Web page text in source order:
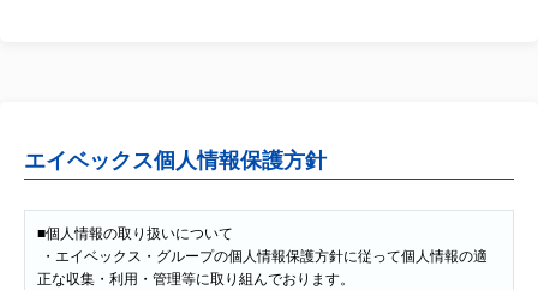
エイベックス個人情報保護方針
■個人情報の取り扱いについて
正な収集・利用・管理等に取り組んでおります。